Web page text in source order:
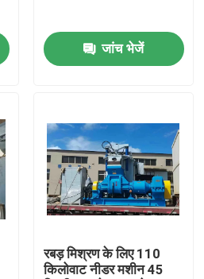
जांच भेजें
रबड़ मिश्रण के लिए 110
किलोवाट नीडर मशीन 45